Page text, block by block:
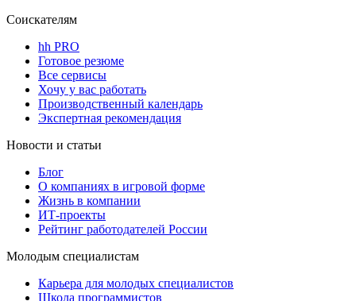
Соискателям
hh PRO
Готовое резюме
Все сервисы
Хочу у вас работать
Производственный календарь
Экспертная рекомендация
Новости и статьи
Блог
О компаниях в игровой форме
Жизнь в компании
ИТ-проекты
Рейтинг работодателей России
Молодым специалистам
Карьера для молодых специалистов
Школа программистов